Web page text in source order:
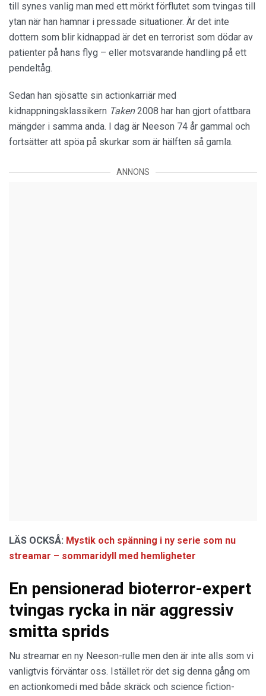
till synes vanlig man med ett mörkt förflutet som tvingas till
ytan när han hamnar i pressade situationer. Är det inte
dottern som blir kidnappad är det en terrorist som dödar av
patienter på hans flyg – eller motsvarande handling på ett
pendeltåg.
Sedan han sjösatte sin actionkarriär med
kidnappningsklassikern Taken2008 har han gjort ofattbara
mängder i samma anda. I dag är Neeson 74 år gammal och
fortsätter att spöa på skurkar som är hälften så gamla.
ANNONS
LÄS OCKSÅ: Mystik och spänning i ny serie som nu
streamar – sommaridyll med hemligheter
En pensionerad bioterror-expert
tvingas rycka in när aggressiv
smitta sprids
Nu streamar en ny Neeson-rulle men den är inte alls som vi
vanligtvis förväntar oss. Istället rör det sig denna gång om
en actionkomedi med både skräck och science fiction-